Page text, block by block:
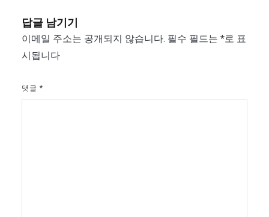
답글 남기기
이메일 주소는 공개되지 않습니다. 필수 필드는 *로 표
시됩니다
댓글 *